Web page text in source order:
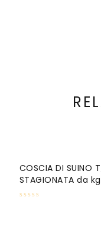
COSCIA DI SUINO
STAGIONATA da